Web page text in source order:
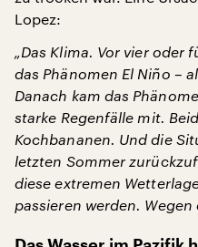
Lopez:
„Das Klima. Vor vier oder
das Phänomen El Niño –
Danach kam das
starke Regenfälle mit.
Kochbananen. Und die
letzten Sommer
diese extremen
passieren werden. Wegen